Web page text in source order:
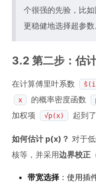
个很强的先验，比
更稳健地选择超参数
3.2 第二步：估
在计算傅里叶系数
x
的概率密度函数
加权项
√p(x) 起到
如何估计 p(x)？ 对于
核等，并采用边界校正
带宽选择 ：使用